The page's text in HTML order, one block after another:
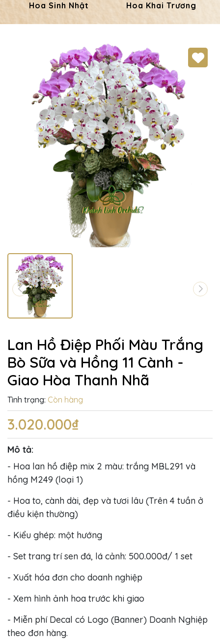
Hoa Sinh Nhật Hoa Khai Trương
Lan Hồ Điệp Phối Màu Trắng
Bò Sữa và Hồng 11 Cành -
Giao Hòa Thanh Nhã
Tình trạng: Còn hàng
3.020.000₫
Mô tả:
- Hoa lan hồ điệp mix 2 màu: trắng MBL291 và
hồng M249 (loại 1)
- Hoa to, cành dài, đẹp và tươi lâu (Trên 4 tuần ở
điều kiện thường)
- Kiểu ghép: một hướng
- Set trang trí sen đá, lá cảnh: 500.000đ/ 1 set
- Xuất hóa đơn cho doanh nghiệp
- Xem hình ảnh hoa trước khi giao
- Miễn phí Decal có Logo (Banner) Doanh Nghiệp
theo đơn hàng.